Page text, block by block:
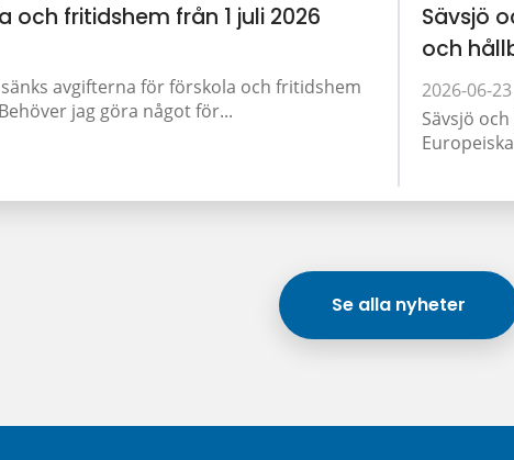
och fritidshem från 1 juli 2026
avgifterna för förskola och fritidshem
jag göra något för...
Sävsjö
och
2026-06-
Sävsjö
Se alla nyheter